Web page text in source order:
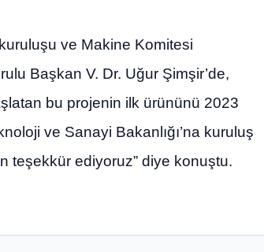
ve Makine Komitesi
Başkan V. Dr. Uğur Şimşir’de,
bu projenin ilk ürününü 2023
ve Sanayi Bakanlığı’na kuruluş
teşekkür ediyoruz” diye konuştu.